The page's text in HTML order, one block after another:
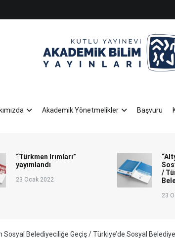
Akademik Yönetmelikler Başvuru
“Türkmen Irımları”
yayımlandı
23 Ocak 2022
/
23
Sosyal Belediyeciliğe Geçiş / Türkiye’de Sosyal